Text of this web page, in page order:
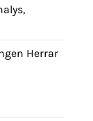
Herrar